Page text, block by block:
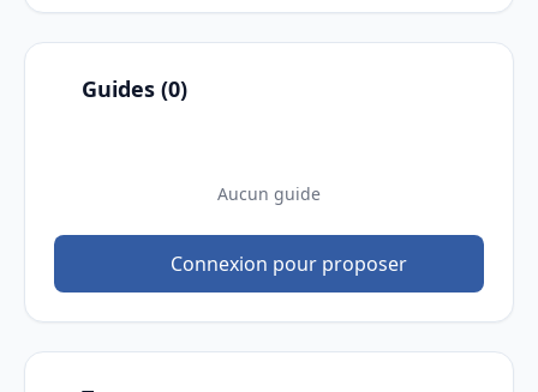
Guides (0)
Aucun guide
Connexion pour proposer